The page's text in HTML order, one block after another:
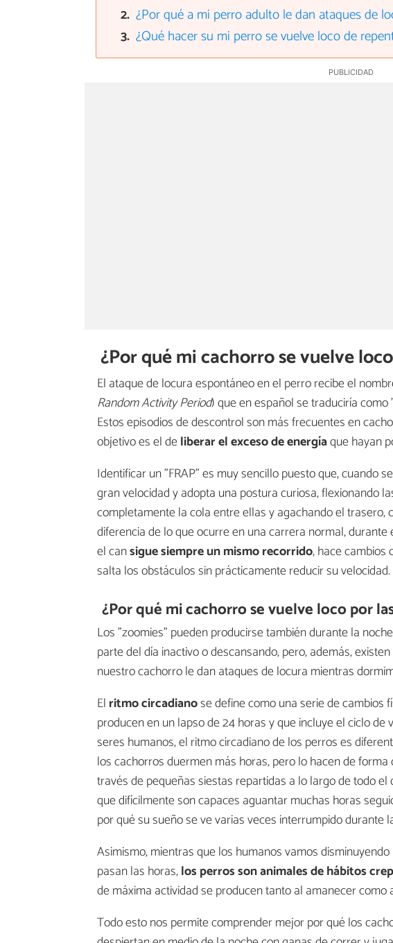
¿Por qué a mi perro adulto le dan ataques de
¿Qué hacer su mi perro se vuelve loco de
¿Por qué mi cachorro se vuelve
El ataque de locura espontáneo en el perro recibe el
Random Activity Period) que en español se traduciría
Estos episodios de descontrol son más frecuentes en
objetivo es el deliberar el exceso de energíaque hayan
Identificar un "FRAP" es muy sencillo puesto que, cuando
gran velocidad y adopta una postura curiosa, flexionando
completamente la cola entre ellas y agachando el trasero,
diferencia de lo que ocurre en una carrera normal,
el cansigue siempre un mismo recorrido, hace cambios
salta los obstáculos sin prácticamente reducir su velocidad.
¿Por qué mi cachorro se vuelve loco por
Los "zoomies" pueden producirse también durante la
parte del día inactivo o descansando, pero, además,
nuestro cachorro le dan ataques de locura mientras
El ritmo circadianose define como una serie de cambios
producen en un lapso de 24 horas y que incluye el ciclo
seres humanos, el ritmo circadiano de los perros es
los cachorros duermen más horas, pero lo hacen de
través de pequeñas siestas repartidas a lo largo de todo el
que difícilmente son capaces aguantar muchas horas
por qué su sueño se ve varias veces interrumpido durante
Asimismo, mientras que los humanos vamos
pasan las horas,los perros son animales de hábitos
de máxima actividad se producen tanto al amanecer como
Todo esto nos permite comprender mejor por qué los